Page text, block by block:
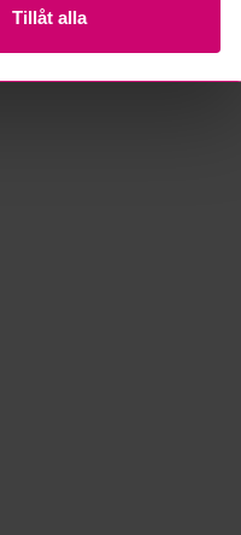
Tillåt alla